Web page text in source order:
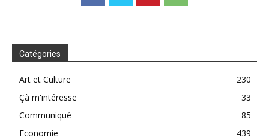
Catégories
Art et Culture
230
Çà m'intéresse
33
Communiqué
85
Economie
439